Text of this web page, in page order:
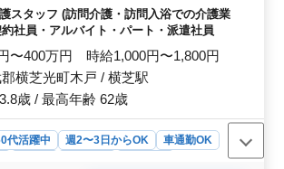
動や動作の介助 書類作成、書類整理 等 ：ア
ピールポイント： 交通費→実費支給 車通勤
遇致します！ 働きやすい環境作りに努めて
おりますので 安心してご応募下さい！＾＾
ぜひ一緒に働きましょう！♫
スタッフ (訪問介護・訪問入浴での介護業
社員・アルバイト・パート・派遣社員
〜400万円 時給1,000円〜1,800円
横芝光町木戸 / 横芝駅
歳 / 最高年齢 62歳
代活躍中 週2〜3日からOK
車通勤OK